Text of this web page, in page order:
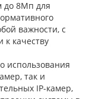
до 8Мп для
важности, с
качеству
использования
так и
IP-камер,